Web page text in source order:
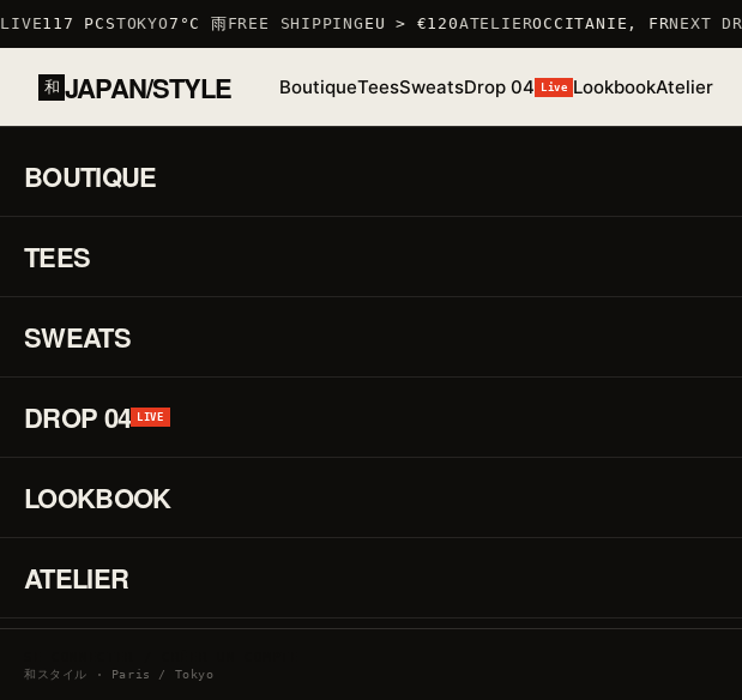
117 PCS TOKYO7°C 雨FREE SHIPPINGEU > €120ATELIER OCCITANIE, FRNEXT
和 JAPAN/STYLE BoutiqueTeesSweatsDrop 04 Live LookbookAtelier
BOUTIQUE
TEES
SWEATS
DROP 04 LIVE
LOOKBOOK
ATELIER
和スタイル · Paris / Tokyo
01 / 03
RÉF. TSHIRT_LION ·
100% COTON 190G/M²
Matière · 100%
Coupe · regular—